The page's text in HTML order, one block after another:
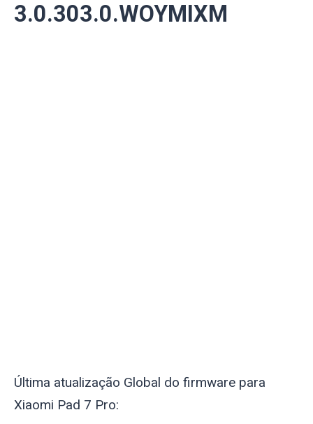
3.0.303.0.WOYMIXM
Última atualização Global do firmware para
Xiaomi Pad 7 Pro: